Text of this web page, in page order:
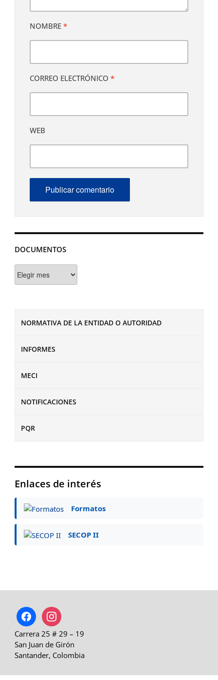
DOCUMENTOS
NORMATIVA DE LA ENTIDAD O AUTORIDAD
INFORMES
MECI
NOTIFICACIONES
PQR
Enlaces de interés
Formatos
SECOP II
NOMBRE *
CORREO ELECTRÓNICO *
WEB
facebookinstagram
Carrera 25 # 29 – 19
San Juan de Girón
Santander, Colombia